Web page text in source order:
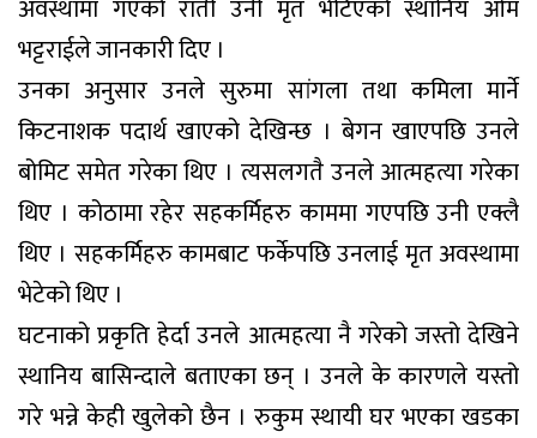
अवस्थामा गएको राती उनी मृत भेटिएको स्थानिय ओम
भट्टराईले जानकारी दिए ।
उनका अनुसार उनले सुरुमा सांगला तथा कमिला मार्ने
किटनाशक पदार्थ खाएको देखिन्छ । बेगन खाएपछि उनले
बोमिट समेत गरेका थिए । त्यसलगतै उनले आत्महत्या गरेका
थिए । कोठामा रहेर सहकर्मिहरु काममा गएपछि उनी एक्लै
थिए । सहकर्मिहरु कामबाट फर्केपछि उनलाई मृत अवस्थामा
भेटेको थिए ।
घटनाको प्रकृति हेर्दा उनले आत्महत्या नै गरेको जस्तो देखिने
स्थानिय बासिन्दाले बताएका छन् । उनले के कारणले यस्तो
गरे भन्ने केही खुलेको छैन । रुकुम स्थायी घर भएका खडका